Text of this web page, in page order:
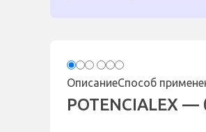
ОписаниеСпособ
POTENCIALEX